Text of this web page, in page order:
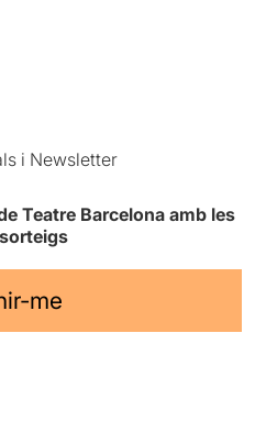
i Newsletter
Teatre Barcelona amb les
me